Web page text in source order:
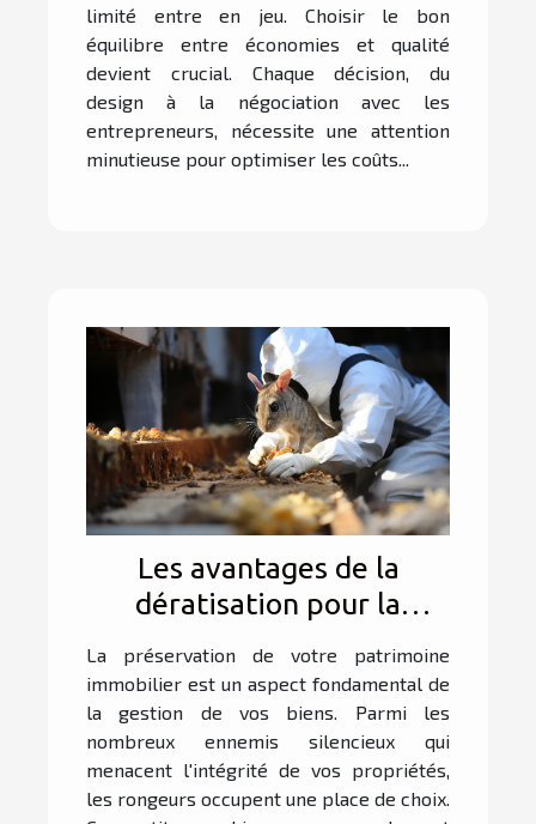
limité entre en jeu. Choisir le bon
équilibre entre économies et qualité
devient crucial. Chaque décision, du
design à la négociation avec les
entrepreneurs, nécessite une attention
minutieuse pour optimiser les coûts...
Les avantages de la
dératisation pour la
préservation de votre
patrimoine immobilier
La préservation de votre patrimoine
immobilier est un aspect fondamental de
la gestion de vos biens. Parmi les
nombreux ennemis silencieux qui
menacent l'intégrité de vos propriétés,
les rongeurs occupent une place de choix.